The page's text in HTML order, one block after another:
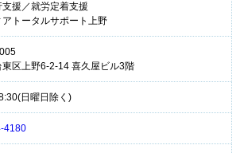
援／就労定着支援
アトータルサポート上野
東区上野6-2-14 喜久屋ビル3階
日曜日除く)
4180